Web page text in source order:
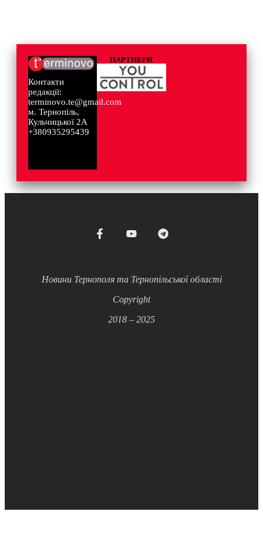
Контакти
редакції:
terminovo.te@gmail.com
м. Тернопіль,
Кульчицької 2А
+380935295439
ПАРТНЕРИ
Новини Тернополя та Тернопільської області
Copyright
2018 – 2025